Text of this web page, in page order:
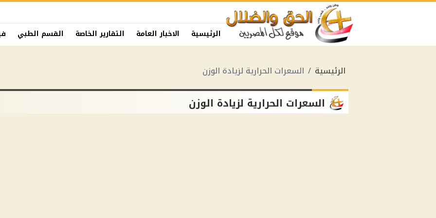
الرئيسية الاخبار العامة التقارير الخاصة القسم الطبي
الرئيسية السعرات الحرارية لزيادة الوزن
السعرات الحرارية لزيادة الوزن